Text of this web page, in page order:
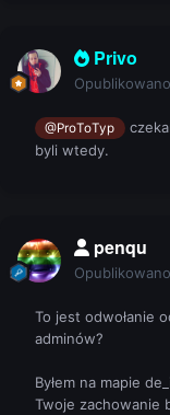
Privo
Opublikowano
@ProToTyp
byli wtedy.
penqu
Opublikowano
To jest odwołanie
adminów?
Byłem na mapie
Twoje zachowanie